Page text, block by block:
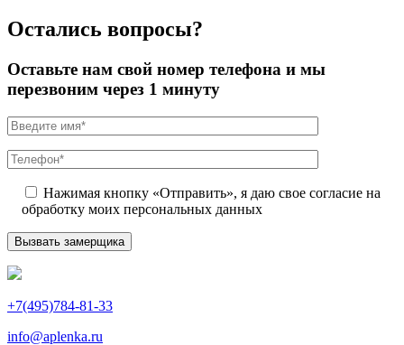
Остались вопросы?
Оставьте нам свой номер телефона и мы
перезвоним через 1 минуту
Нажимая кнопку «Отправить», я даю свое согласие на
обработку моих персональных данных
+7(495)784-81-33
info@aplenka.ru